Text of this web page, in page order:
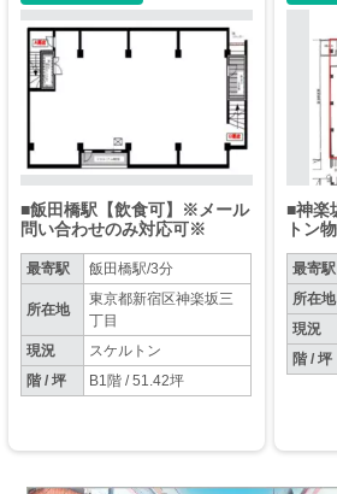
■飯田橋駅【飲食可】※メール
問い合わせのみ対応可※
最寄駅 飯田橋駅/3分
所在地
東京都新宿区神楽坂三
丁目
現況
スケルトン
階 / 坪
B1階 / 51.42坪
■神楽
トン
最寄駅
所在地
現況
階 / 坪